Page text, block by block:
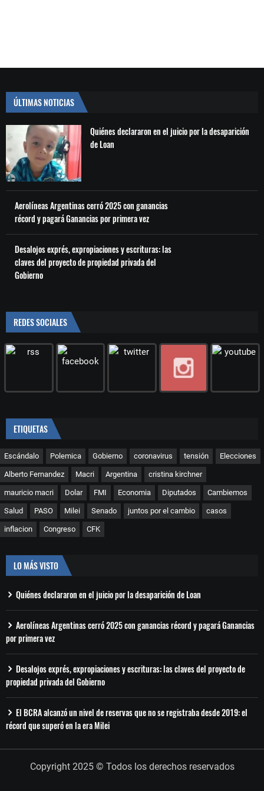
ÚLTIMAS NOTICIAS
Quiénes declararon en el juicio por la desaparición
de Loan
Aerolíneas Argentinas cerró 2025 con ganancias
récord y pagará Ganancias por primera vez
Desalojos exprés, expropiaciones y escrituras: las
claves del proyecto de propiedad privada del
Gobierno
REDES SOCIALES
ETIQUETAS
Escándalo Polemica Gobierno coronavirus tensión Elecciones
Alberto Fernandez Macri Argentina cristina kirchner
mauricio macri Dolar FMI Economia Diputados Cambiemos
Salud PASO Milei Senado juntos por el cambio casos
inflacion Congreso CFK
LO MÁS VISTO
Quiénes declararon en el juicio por la desaparición de Loan
Aerolíneas Argentinas cerró 2025 con ganancias récord y pagará Ganancias
por primera vez
Desalojos exprés, expropiaciones y escrituras: las claves del proyecto de
propiedad privada del Gobierno
El BCRA alcanzó un nivel de reservas que no se registraba desde 2019: el
récord que superó en la era Milei
Copyright 2025 © Todos los derechos reservados